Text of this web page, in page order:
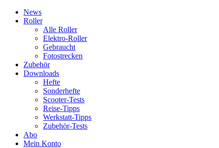
News
Roller
Alle Roller
Elektro-Roller
Gebraucht
Fotostrecken
Zubehör
Downloads
Hefte
Sonderhefte
Scooter-Tests
Reise-Tipps
Werkstatt-Tipps
Zubehör-Tests
Abo
Mein Konto